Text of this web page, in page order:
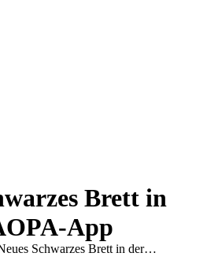
Brett in
App
Schwarzes Brett in der…